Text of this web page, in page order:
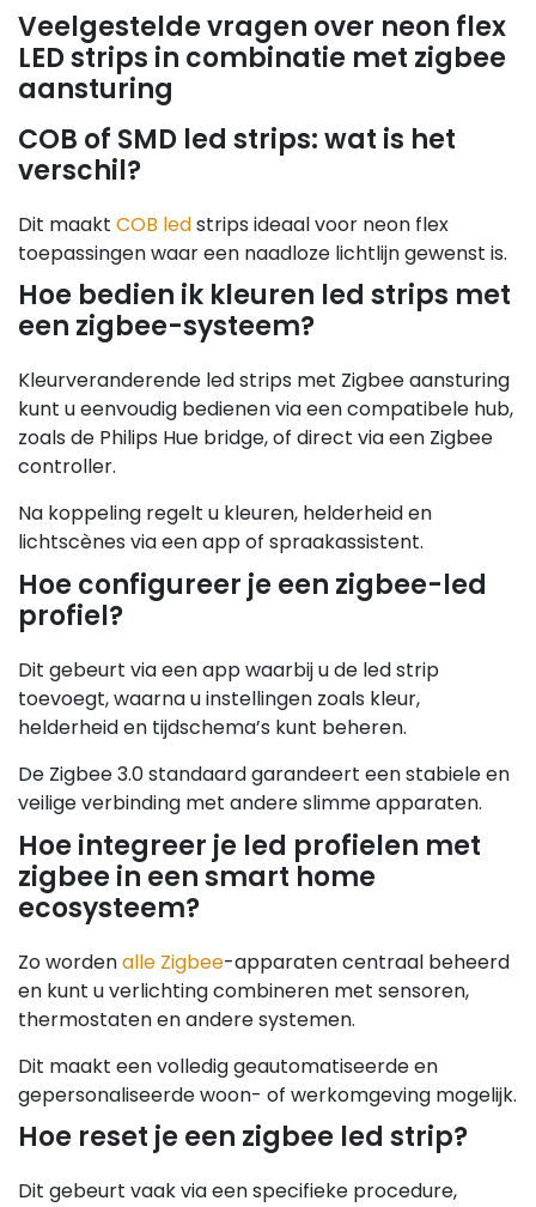
Veelgestelde vragen over neon flex
LED strips in combinatie met zigbee
aansturing
COB of SMD led strips: wat is het
verschil?
Dit maakt COB ledstrips ideaal voor neon flex
toepassingen waar een naadloze lichtlijn gewenst is.
Hoe bedien ik kleuren led strips met
een zigbee-systeem?
Kleurveranderende led strips met Zigbee aansturing
kunt u eenvoudig bedienen via een compatibele hub,
zoals de Philips Hue bridge, of direct via een Zigbee
controller.
Na koppeling regelt u kleuren, helderheid en
lichtscènes via een app of spraakassistent.
Hoe configureer je een zigbee-led
profiel?
Dit gebeurt via een app waarbij u de led strip
toevoegt, waarna u instellingen zoals kleur,
helderheid en tijdschema’s kunt beheren.
De Zigbee 3.0 standaard garandeert een stabiele en
veilige verbinding met andere slimme apparaten.
Hoe integreer je led profielen met
zigbee in een smart home
ecosysteem?
Zo wordenalle Zigbee-apparaten centraal beheerd
en kunt u verlichting combineren met sensoren,
thermostaten en andere systemen.
Dit maakt een volledig geautomatiseerde en
gepersonaliseerde woon- of werkomgeving mogelijk.
Hoe reset je een zigbee led strip?
Dit gebeurt vaak via een specifieke procedure,